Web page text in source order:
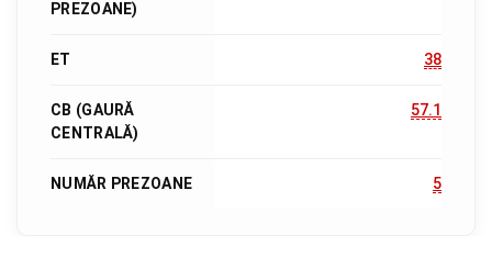
PREZOANE)
ET 38
CB (GAURĂ
CENTRALĂ)
57.1
NUMĂR PREZOANE 5